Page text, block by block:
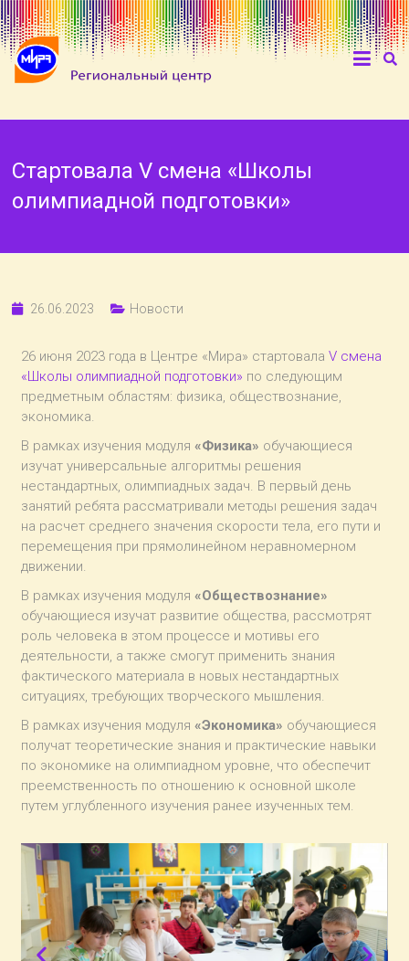
Стартовала V смена «Школы
олимпиадной подготовки»
26.06.2023 Новости
26 июня 2023 года в Центре «Мира» стартовалаV смена
«Школы олимпиадной подготовки» по следующим
предметным областям: физика, обществознание,
экономика.
В рамках изучения модуля«Физика» обучающиеся
изучат универсальные алгоритмы решения
нестандартных, олимпиадных задач. В первый день
занятий ребята рассматривали методы решения задач
на расчет среднего значения скорости тела, его пути и
перемещения при прямолинейном неравномерном
движении.
В рамках изучения модуля«Обществознание»
обучающиеся изучат развитие общества, рассмотрят
роль человека в этом процессе и мотивы его
деятельности, а также смогут применить знания
фактического материала в новых нестандартных
ситуациях, требующих творческого мышления.
В рамках изучения модуля«Экономика» обучающиеся
получат теоретические знания и практические навыки
по экономике на олимпиадном уровне, что обеспечит
преемственность по отношению к основной школе
путем углубленного изучения ранее изученных тем.